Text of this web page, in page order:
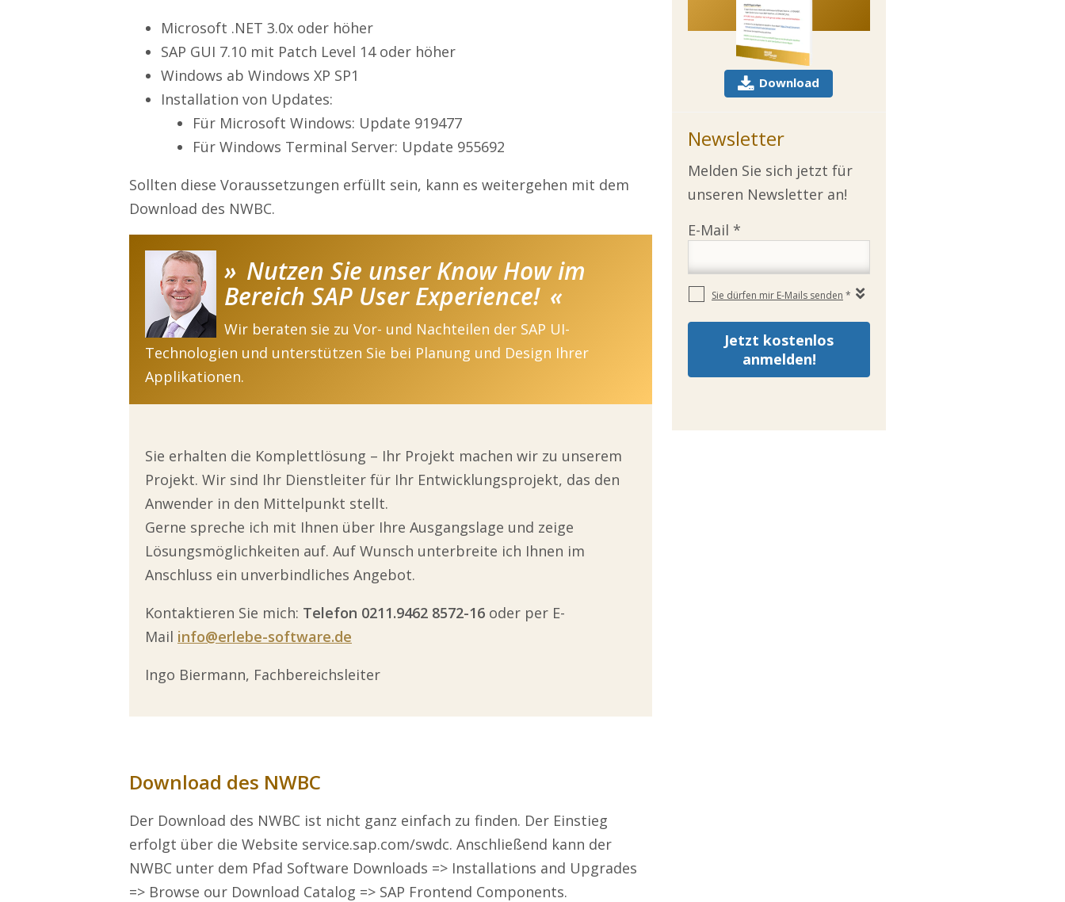
Microsoft .NET 3.0x oder höher
SAP GUI 7.10 mit Patch Level 14 oder höher
Windows ab Windows XP SP1
Installation von Updates:
Für Microsoft Windows: Update 919477
Für Windows Terminal Server: Update 955692
Sollten diese Voraussetzungen erfüllt sein, kann es weitergehen mit dem
Download des NWBC.
Nutzen Sie unser Know How im
Bereich SAP User Experience!
Wir beraten sie zu Vor- und Nachteilen der SAP UI-
Technologien und unterstützen Sie bei Planung und Design Ihrer
Applikationen.
Sie erhalten die Komplettlösung – Ihr Projekt machen wir zu unserem
Projekt. Wir sind Ihr Dienstleiter für Ihr Entwicklungsprojekt, das den
Anwender in den Mittelpunkt stellt.
Gerne spreche ich mit Ihnen über Ihre Ausgangslage und zeige
Lösungsmöglichkeiten auf. Auf Wunsch unterbreite ich Ihnen im
Anschluss ein unverbindliches Angebot.
Kontaktieren Sie mich: Telefon 0211.9462 8572-16 oder per E-
Mail info@erlebe-software.de
Ingo Biermann, Fachbereichsleiter
Download des NWBC
Der Download des NWBC ist nicht ganz einfach zu finden. Der Einstieg
erfolgt über die Website service.sap.com/swdc. Anschließend kann der
NWBC unter dem Pfad Software Downloads => Installations and Upgrades
=> Browse our Download Catalog => SAP Frontend Components.
Download
Newsletter
Melden Sie sich jetzt für
unseren Newsletter an!